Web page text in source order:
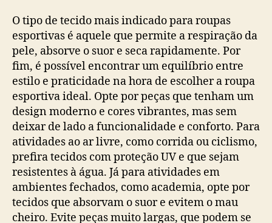
O tipo de tecido mais indicado para roupas
esportivas é aquele que permite a respiração da
pele, absorve o suor e seca rapidamente. Por
fim, é possível encontrar um equilíbrio entre
estilo e praticidade na hora de escolher a roupa
esportiva ideal. Opte por peças que tenham um
design moderno e cores vibrantes, mas sem
deixar de lado a funcionalidade e conforto. Para
atividades ao ar livre, como corrida ou ciclismo,
prefira tecidos com proteção UV e que sejam
resistentes à água. Já para atividades em
ambientes fechados, como academia, opte por
tecidos que absorvam o suor e evitem o mau
cheiro. Evite peças muito largas, que podem se